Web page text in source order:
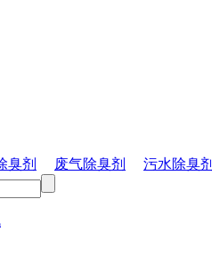
臭剂 废气除臭剂 污水除臭剂